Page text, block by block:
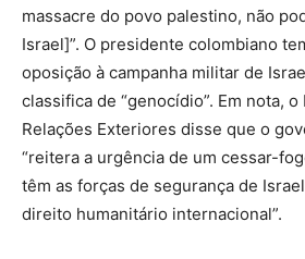
massacre do povo palestino, não
Israel]”. O presidente colombiano
oposição à campanha militar de
classifica de “genocídio”. Em nota,
Relações Exteriores disse que o
“reitera a urgência de um cessar-
têm as forças de segurança de
direito humanitário internacional”.